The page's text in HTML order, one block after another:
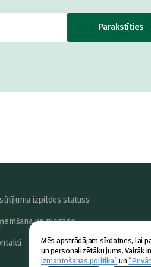
Mēs apstrādājam sīkdatnes, lai
un personalizētāku jums. Vairāk
izmantošanas politika” un
Parakstīties
izpildes statuss
un piegāde